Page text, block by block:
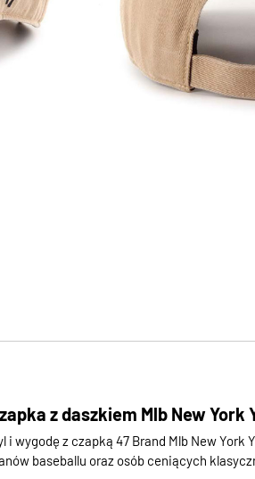
z daszkiem Mlb New York
i wygodę z czapką 47 Brand Mlb New
baseballu oraz osób ceniących